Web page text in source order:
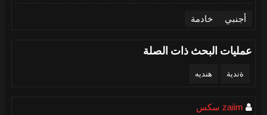
أجنبي خادمة
عمليات البحث ذات الصلة
ةندية هنديه
zaiim سكس